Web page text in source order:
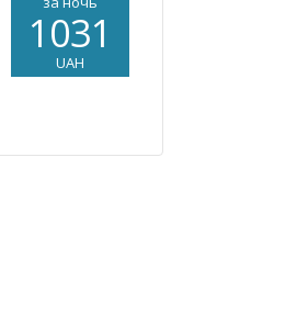
1031
UAH